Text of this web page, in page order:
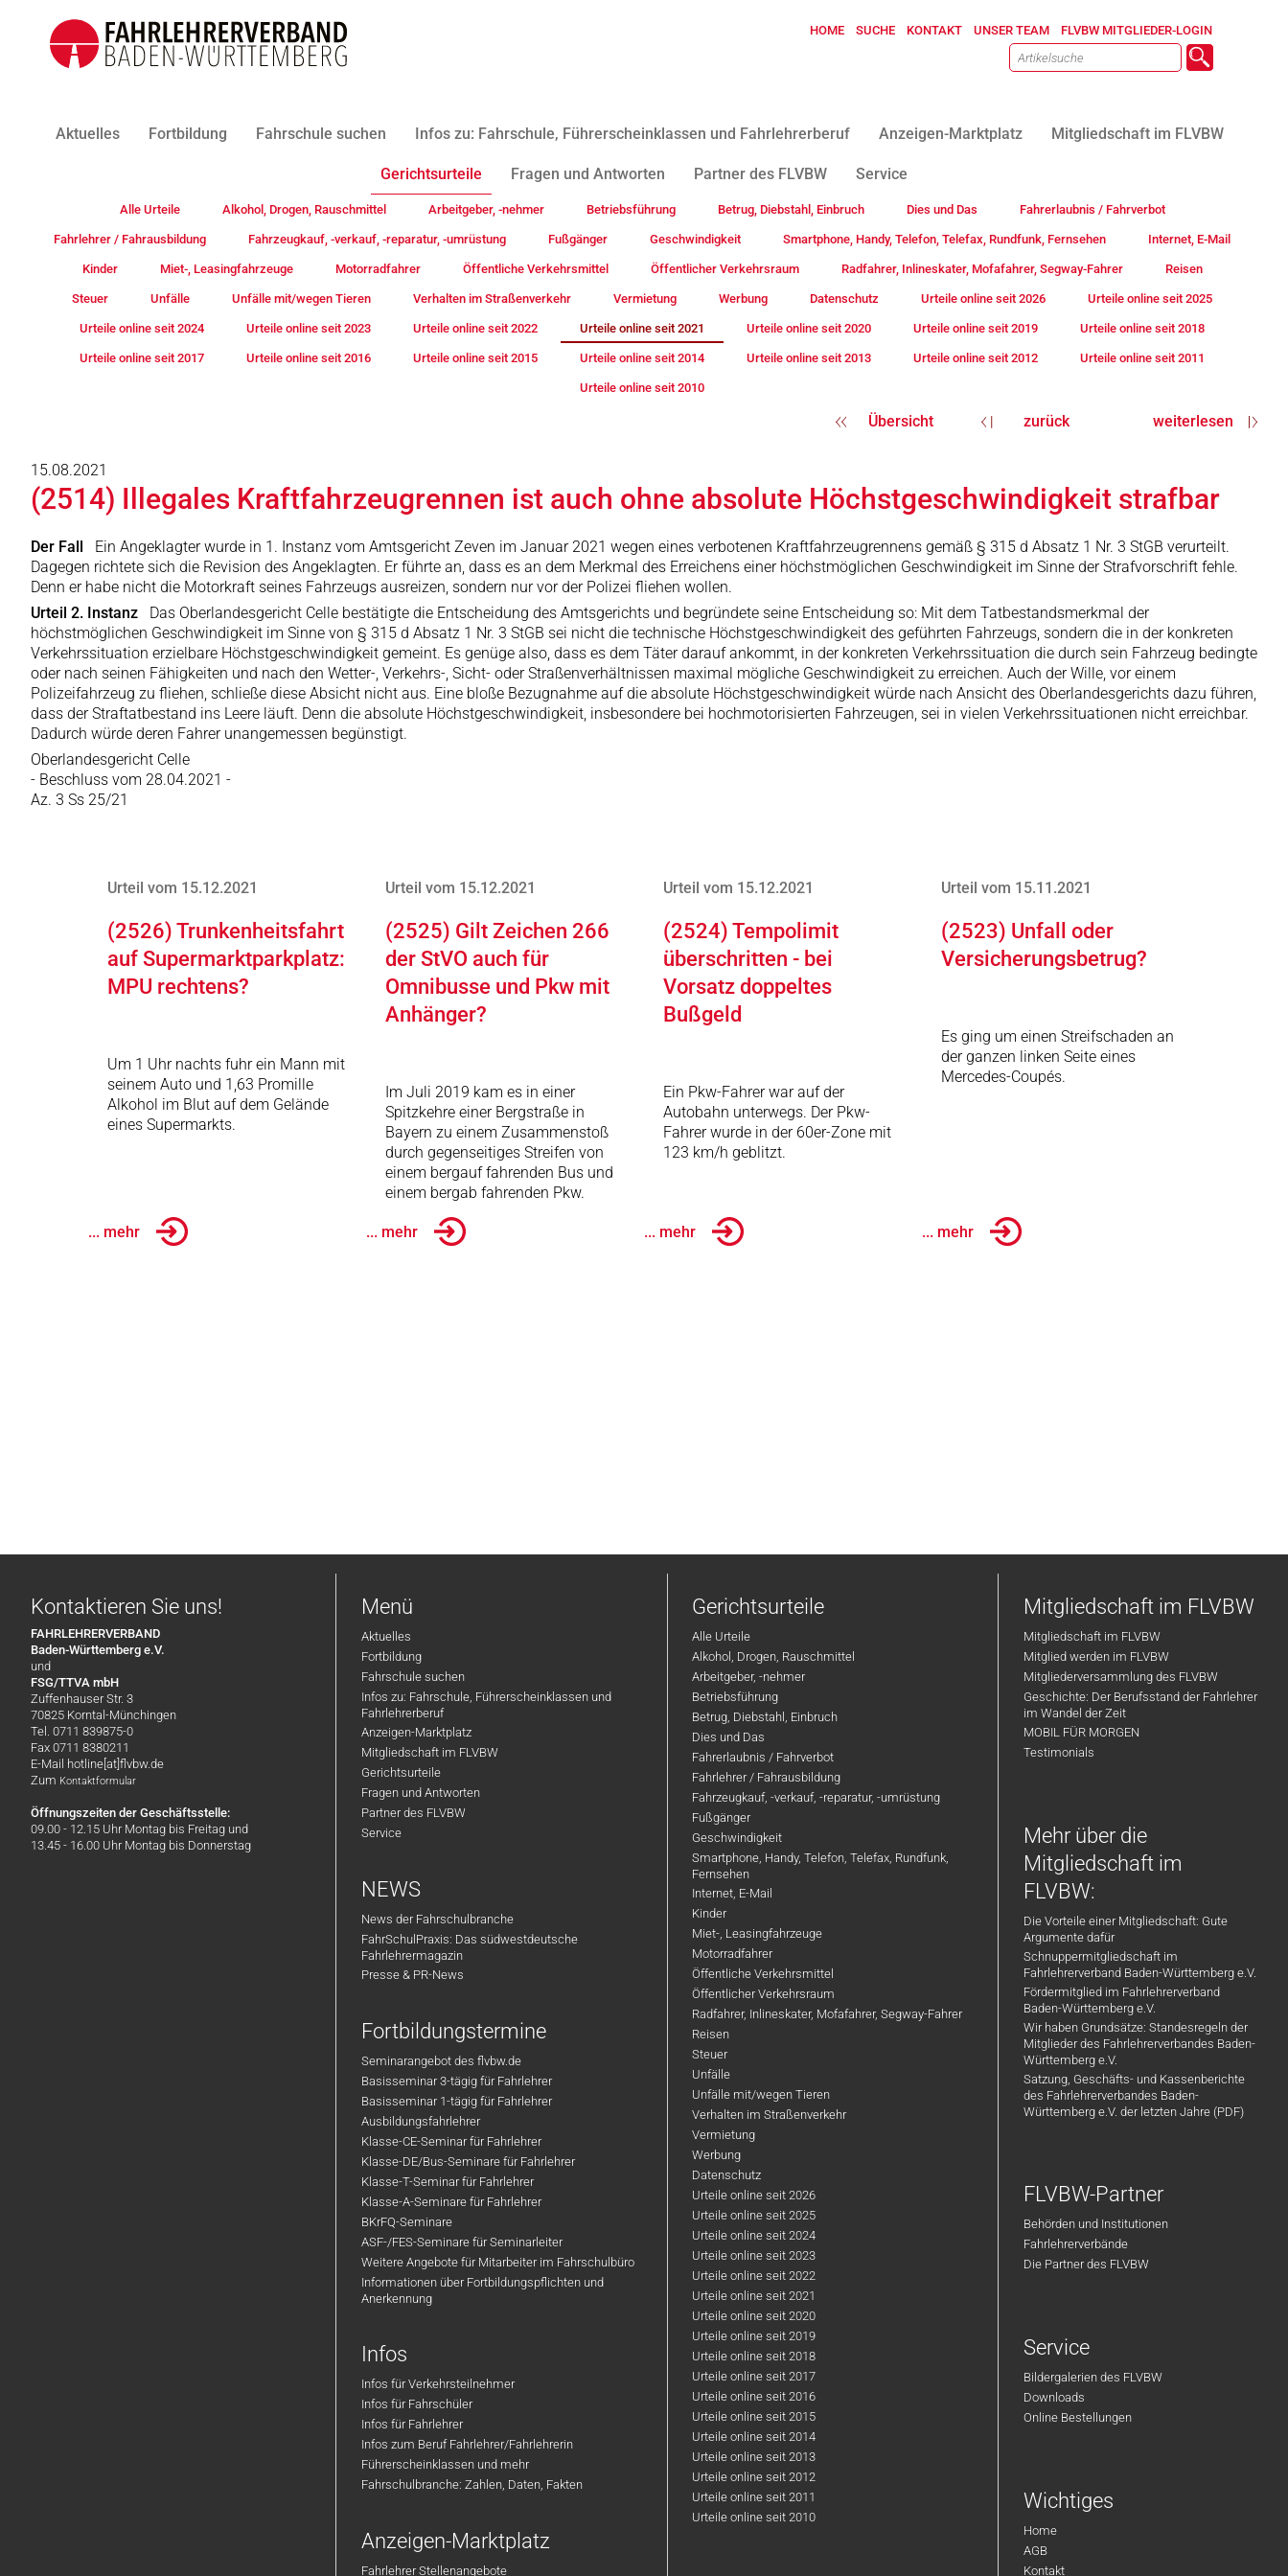
HOME SUCHE KONTAKT UNSER TEAM FLVBW MITGLIEDER-LOGIN
Aktuelles Fortbildung Fahrschule suchen Infos zu: Fahrschule, Führerscheinklassen und Fahrlehrerberuf Anzeigen-Marktplatz Mitgliedschaft im FLVBW
Gerichtsurteile Fragen und Antworten Partner des FLVBW Service
Alle Urteile Alkohol, Drogen, Rauschmittel Arbeitgeber, -nehmer Betriebsführung Betrug, Diebstahl, Einbruch Dies und Das Fahrerlaubnis / Fahrverbot
Fahrlehrer / Fahrausbildung Fahrzeugkauf, -verkauf, -reparatur, -umrüstung Fußgänger Geschwindigkeit Smartphone, Handy, Telefon, Telefax, Rundfunk, Fernsehen Internet, E-Mail
Kinder Miet-, Leasingfahrzeuge Motorradfahrer Öffentliche Verkehrsmittel Öffentlicher Verkehrsraum Radfahrer, Inlineskater, Mofafahrer, Segway-Fahrer Reisen
Steuer Unfälle Unfälle mit/wegen Tieren Verhalten im Straßenverkehr Vermietung Werbung Datenschutz Urteile online seit 2026 Urteile online seit 2025
Urteile online seit 2024 Urteile online seit 2023 Urteile online seit 2022 Urteile online seit 2021 Urteile online seit 2020 Urteile online seit 2019 Urteile online seit 2018
Urteile online seit 2017 Urteile online seit 2016 Urteile online seit 2015 Urteile online seit 2014 Urteile online seit 2013 Urteile online seit 2012 Urteile online seit 2011
Urteile online seit 2010
Übersicht zurück weiterlesen
15.08.2021
(2514) Illegales Kraftfahrzeugrennen ist auch ohne absolute Höchstgeschwindigkeit strafbar
Der Fall
Ein Angeklagter wurde in 1. Instanz vom Amtsgericht Zeven im Januar 2021 wegen eines verbotenen Kraftfahrzeugrennens gemäß § 315 d Absatz 1 Nr. 3 StGB verurteilt.
Dagegen richtete sich die Revision des Angeklagten. Er führte an, dass es an dem Merkmal des Erreichens einer höchstmöglichen Geschwindigkeit im Sinne der Strafvorschrift fehle.
Denn er habe nicht die Motorkraft seines Fahrzeugs ausreizen, sondern nur vor der Polizei fliehen wollen.
Urteil 2. Instanz
Das Oberlandesgericht Celle bestätigte die Entscheidung des Amtsgerichts und begründete seine Entscheidung so: Mit dem Tatbestandsmerkmal der
höchstmöglichen Geschwindigkeit im Sinne von § 315 d Absatz 1 Nr. 3 StGB sei nicht die technische Höchstgeschwindigkeit des geführten Fahrzeugs, sondern die in der konkreten
Verkehrssituation erzielbare Höchstgeschwindigkeit gemeint. Es genüge also, dass es dem Täter darauf ankommt, in der konkreten Verkehrssituation die durch sein Fahrzeug bedingte
oder nach seinen Fähigkeiten und nach den Wetter-, Verkehrs-, Sicht- oder Straßenverhältnissen maximal mögliche Geschwindigkeit zu erreichen. Auch der Wille, vor einem
Polizeifahrzeug zu fliehen, schließe diese Absicht nicht aus. Eine bloße Bezugnahme auf die absolute Höchstgeschwindigkeit würde nach Ansicht des Oberlandesgerichts dazu führen,
dass der Straftatbestand ins Leere läuft. Denn die absolute Höchstgeschwindigkeit, insbesondere bei hochmotorisierten Fahrzeugen, sei in vielen Verkehrssituationen nicht erreichbar.
Dadurch würde deren Fahrer unangemessen begünstigt.
Oberlandesgericht Celle
- Beschluss vom 28.04.2021 -
Az. 3 Ss 25/21
Urteil vom 15.12.2021
(2526) Trunkenheitsfahrt
auf Supermarktparkplatz:
MPU rechtens?
Um 1 Uhr nachts fuhr ein Mann mit
seinem Auto und 1,63 Promille
Alkohol im Blut auf dem Gelände
eines Supermarkts.
... mehr
Urteil vom 15.12.2021
(2525) Gilt Zeichen 266
der StVO auch für
Omnibusse und Pkw mit
Anhänger?
Im Juli 2019 kam es in einer
Spitzkehre einer Bergstraße in
Bayern zu einem Zusammenstoß
durch gegenseitiges Streifen von
einem bergauf fahrenden Bus und
einem bergab fahrenden Pkw.
... mehr
Urteil vom 15.12.2021
(2524) Tempolimit
überschritten - bei
Vorsatz doppeltes
Bußgeld
Ein Pkw-Fahrer war auf der
Autobahn unterwegs. Der Pkw-
Fahrer wurde in der 60er-Zone mit
123 km/h geblitzt.
... mehr
Urteil vom 15.11.2021
(2523) Unfall oder
Versicherungsbetrug?
Es ging um einen Streifschaden an
der ganzen linken Seite eines
Mercedes-Coupés.
... mehr
Kontaktieren Sie uns!
FAHRLEHRERVERBAND
Baden-Württemberg e.V.
und
FSG/TTVA mbH
Zuffenhauser Str. 3
70825 Korntal-Münchingen
Tel. 0711 839875-0
Fax 0711 8380211
E-Mail hotline[at]flvbw.de
Zum Kontaktformular
Öffnungszeiten der Geschäftsstelle:
09.00 - 12.15 Uhr Montag bis Freitag und
13.45 - 16.00 Uhr Montag bis Donnerstag
Menü
Aktuelles
Fortbildung
Fahrschule suchen
Infos zu: Fahrschule, Führerscheinklassen und
Fahrlehrerberuf
Anzeigen-Marktplatz
Mitgliedschaft im FLVBW
Gerichtsurteile
Fragen und Antworten
Partner des FLVBW
Service
NEWS
News der Fahrschulbranche
FahrSchulPraxis: Das südwestdeutsche
Fahrlehrermagazin
Presse & PR-News
Fortbildungstermine
Seminarangebot des flvbw.de
Basisseminar 3-tägig für Fahrlehrer
Basisseminar 1-tägig für Fahrlehrer
Ausbildungsfahrlehrer
Klasse-CE-Seminar für Fahrlehrer
Klasse-DE/Bus-Seminare für Fahrlehrer
Klasse-T-Seminar für Fahrlehrer
Klasse-A-Seminare für Fahrlehrer
BKrFQ-Seminare
ASF-/FES-Seminare für Seminarleiter
Weitere Angebote für Mitarbeiter im Fahrschulbüro
Informationen über Fortbildungspflichten und
Anerkennung
Infos
Infos für Verkehrsteilnehmer
Infos für Fahrschüler
Infos für Fahrlehrer
Infos zum Beruf Fahrlehrer/Fahrlehrerin
Führerscheinklassen und mehr
Fahrschulbranche: Zahlen, Daten, Fakten
Anzeigen-Marktplatz
Fahrlehrer Stellenangebote
Gerichtsurteile
Alle Urteile
Alkohol, Drogen, Rauschmittel
Arbeitgeber, -nehmer
Betriebsführung
Betrug, Diebstahl, Einbruch
Dies und Das
Fahrerlaubnis / Fahrverbot
Fahrlehrer / Fahrausbildung
Fahrzeugkauf, -verkauf, -reparatur, -umrüstung
Fußgänger
Geschwindigkeit
Smartphone, Handy, Telefon, Telefax, Rundfunk,
Fernsehen
Internet, E-Mail
Kinder
Miet-, Leasingfahrzeuge
Motorradfahrer
Öffentliche Verkehrsmittel
Öffentlicher Verkehrsraum
Radfahrer, Inlineskater, Mofafahrer, Segway-Fahrer
Reisen
Steuer
Unfälle
Unfälle mit/wegen Tieren
Verhalten im Straßenverkehr
Vermietung
Werbung
Datenschutz
Urteile online seit 2026
Urteile online seit 2025
Urteile online seit 2024
Urteile online seit 2023
Urteile online seit 2022
Urteile online seit 2021
Urteile online seit 2020
Urteile online seit 2019
Urteile online seit 2018
Urteile online seit 2017
Urteile online seit 2016
Urteile online seit 2015
Urteile online seit 2014
Urteile online seit 2013
Urteile online seit 2012
Urteile online seit 2011
Urteile online seit 2010
Mitgliedschaft im FLVBW
Mitgliedschaft im FLVBW
Mitglied werden im FLVBW
Mitgliederversammlung des FLVBW
Geschichte: Der Berufsstand der Fahrlehrer
im Wandel der Zeit
MOBIL FÜR MORGEN
Testimonials
Mehr über die
Mitgliedschaft im
FLVBW:
Die Vorteile einer Mitgliedschaft: Gute
Argumente dafür
Schnuppermitgliedschaft im
Fahrlehrerverband Baden-Württemberg e.V.
Fördermitglied im Fahrlehrerverband
Baden-Württemberg e.V.
Wir haben Grundsätze: Standesregeln der
Mitglieder des Fahrlehrerverbandes Baden-
Württemberg e.V.
Satzung, Geschäfts- und Kassenberichte
des Fahrlehrerverbandes Baden-
Württemberg e.V. der letzten Jahre (PDF)
FLVBW-Partner
Behörden und Institutionen
Fahrlehrerverbände
Die Partner des FLVBW
Service
Bildergalerien des FLVBW
Downloads
Online Bestellungen
Wichtiges
Home
AGB
Kontakt